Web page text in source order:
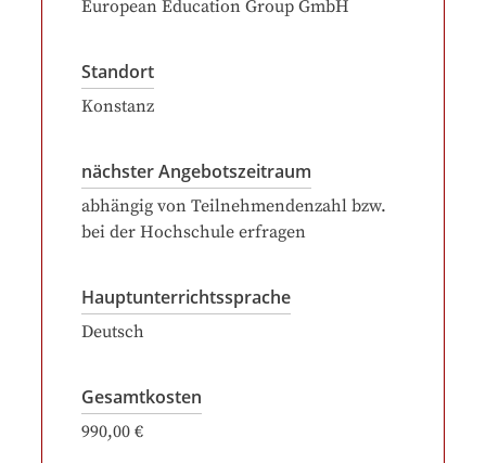
European Education Group GmbH
Standort
Konstanz
nächster Angebotszeitraum
abhängig von Teilnehmendenzahl bzw.
bei der Hochschule erfragen
Hauptunterrichtssprache
Deutsch
Gesamtkosten
990,00 €